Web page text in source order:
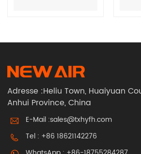
Adresse :Heliu Town, Huaiyuan
Anhui Province, China
E-Mail :sales@txhyfh.com
Tel : +86 18621142276